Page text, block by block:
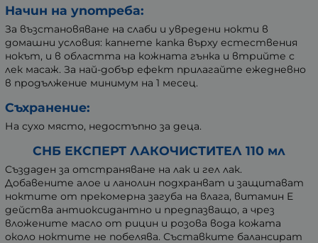
Начин на употреба:
За възстановяване на слаби и увредени нокти в
домашни условия: капнете капка върху естествения
нокът, и в областта на кожната гънка и втрийте с
лек масаж. За най-добър ефект прилагайте ежедневно
в продължение минимум на 1 месец.
Съхранение:
На сухо място, недостъпно за деца.
СНБ ЕКСПЕРТ ЛАКОЧИСТИТЕЛ 110 мл
Създаден за отстраняване на лак и гел лак.
Добавените алое и ланолин подхранват и защитават
ноктите от прекомерна загуба на влага, витамин E
действа антиоксидантно и предпазващо, а чрез
вложените масло от рицин и розова вода кожата
около ноктите не побелява. Съставките балансират